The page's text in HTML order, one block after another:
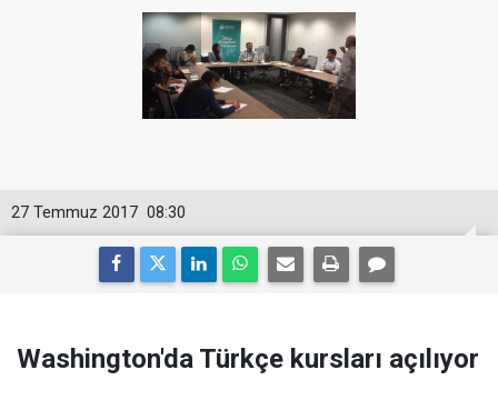
08:30
27 Temmuz 2017
Washington'da Türkçe kursları açılıyor